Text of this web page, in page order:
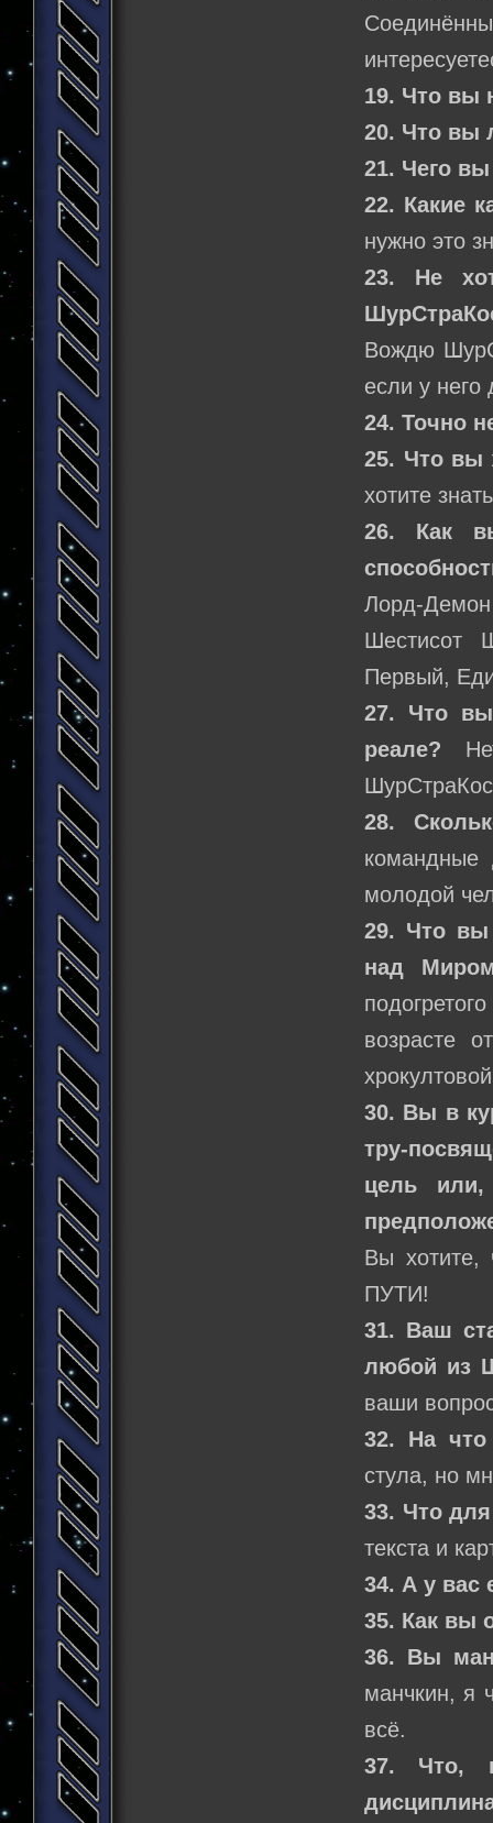
19. Что вы
20. Что вы
21. Чего
22. Какие
нужно это
23. Не
Вождю
если у него
24. Точно
25. Что вы
хотите
26. Как
Лорд-Демон
Шестисот
Первый,
27. Что вы
реале?
28.
командные
молодой
29. Что вы
над
возрасте
30. Вы в
тру-
цель
Вы хотите,
ПУТИ!
31. Ваш
любой из
ваши
32. На что
стула, но
33. Что
текста и
34. А у вас
35. Как вы
36. Вы
манчкин, я
всё.
37. Что,